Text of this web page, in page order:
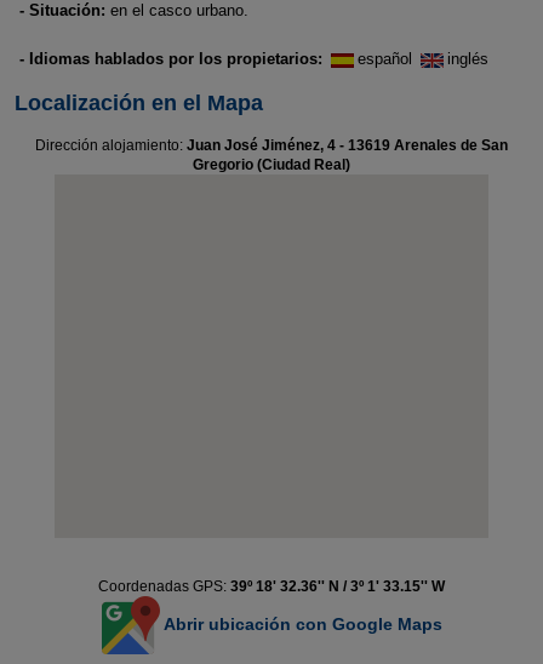
- Situación: en el casco urbano.
- Idiomas hablados por los propietarios: español inglés
Localización en el Mapa
Dirección alojamiento: Juan José Jiménez, 4 - 13619 Arenales de San
Gregorio (Ciudad Real)
Coordenadas GPS: 39º 18' 32.36'' N / 3º 1' 33.15'' W
Abrir ubicación con Google Maps